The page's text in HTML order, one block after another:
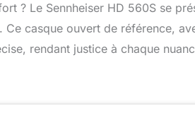
? Le Sennheiser HD 560S se
casque ouvert de référence,
rendant justice à chaque